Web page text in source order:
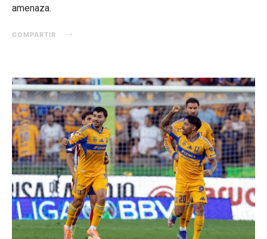
amenaza.
COMPARTIR